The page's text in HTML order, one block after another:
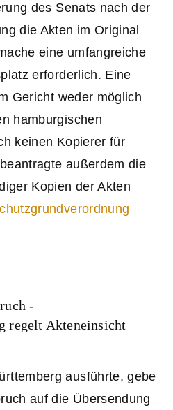
des Senats nach der
die Akten im Original
eine umfangreiche
erforderlich. Eine
Gericht weder möglich
hamburgischen
keinen Kopierer für
außerdem die
Kopien der Akten
-
regelt Akteneinsicht
ausführte, gebe
auf die Übersendung